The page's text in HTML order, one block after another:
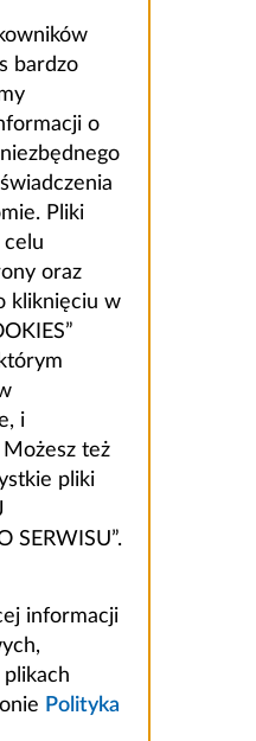
bardzo
o
Pliki
oraz
kliknięciu w
i
też
pliki
SERWISU”.
informacji
Polityka